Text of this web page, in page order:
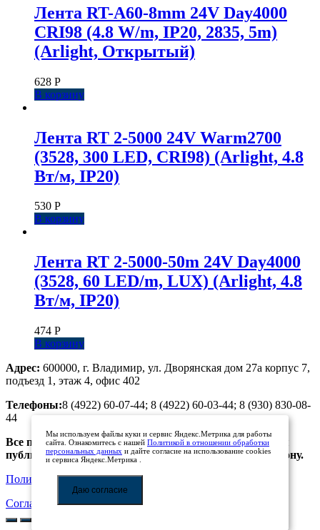
Лента RT-A60-8mm 24V Day4000
CRI98 (4.8 W/m, IP20, 2835, 5m)
(Arlight, Открытый)
628 Р
В корзину
Лента RT 2-5000 24V Warm2700
(3528, 300 LED, CRI98) (Arlight, 4.8
Вт/м, IP20)
530 Р
В корзину
Лента RT 2-5000-50m 24V Day4000
(3528, 60 LED/m, LUX) (Arlight, 4.8
Вт/м, IP20)
474 Р
В корзину
Адрес: 600000, г. Владимир, ул. Дворянская дом 27а корпус 7,
подъезд 1, этаж 4, офис 402
Телефоны:8 (4922) 60-07-44; 8 (4922) 60-03-44; 8 (930) 830-08-
44
Все предложения, размещенные на сайте, не являются
публичной офертой. Просьба уточнять цены по телефону.
Политика обработки персональных данных
Соглашение на обработку персональных данных
Мы используем файлы куки и сервис Яндекс.Метрика для работы
сайта. Ознакомитесь с нашей Политикой в отношении обработки
персональных данных и дайте согласие на использование cookies
и сервиса Яндекс.Метрика .
Даю согласие